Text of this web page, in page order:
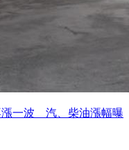
漲一波 汽、柴油漲幅曝